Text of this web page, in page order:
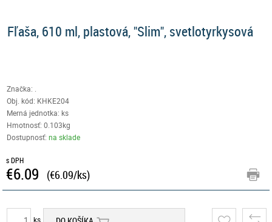
Fľaša, 610 ml, plastová, "Slim", svetlotyrkysová
Značka: .
Obj. kód: KHKE204
Merná jednotka: ks
Hmotnosť: 0.103kg
Dostupnosť:na sklade
s DPH
€6.09 (€6.09/ks)
ks